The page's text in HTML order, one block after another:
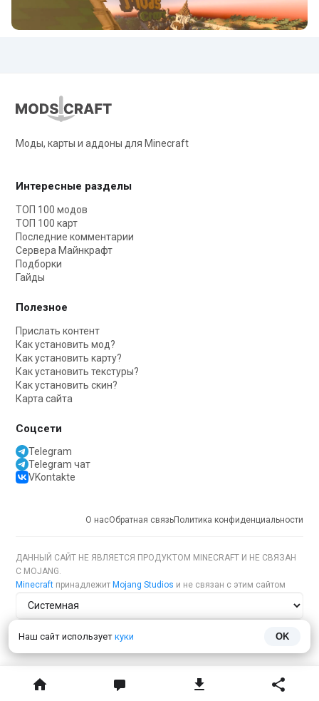
Наш сайт использует куки OK
Моды, карты и аддоны для Minecraft
Интересные разделы
ТОП 100 модов
ТОП 100 карт
Последние комментарии
Сервера Майнкрафт
Подборки
Гайды
Полезное
Прислать контент
Как установить мод?
Как установить карту?
Как установить текстуры?
Как установить скин?
Карта сайта
Соцсети
Telegram
Telegram чат
VKontakte
О насОбратная связьПолитика конфиденциальности
ДАННЫЙ САЙТ НЕ ЯВЛЯЕТСЯ ПРОДУКТОМ MINECRAFT И НЕ СВЯЗАН
С MOJANG.
Minecraft принадлежит Mojang Studios и не связан с этим сайтом
Тема сайта
Язык сайта